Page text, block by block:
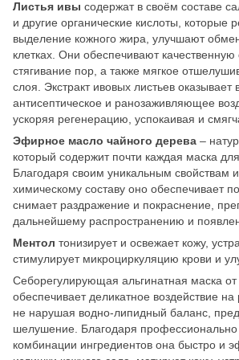
Листья ивы содержат в своём составе
и другие органические кислоты, которые
выделение кожного жира, улучшают
клетках. Они обеспечивают качественную
стягивание пор, а также мягкое
слоя. Экстракт ивовых листьев
антисептическое и ранозаживляющее
ускоряя регенерацию, успокаивая и
Эфирное масло чайного дерева –
который содержит почти каждая маска
Благодаря своим уникальным свойствам
химическому составу оно обеспечивает
снимает раздражение и покраснение,
дальнейшему распространению и
Ментол тонизирует и освежает кожу,
стимулирует микроциркуляцию крови и
Себорегулирующая альгинатная маска
обеспечивает деликатное воздействие
не нарушая водно-липидный баланс,
шелушение. Благодаря
комбинации ингредиентов она быстро и